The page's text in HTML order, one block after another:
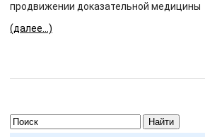
продвижении доказательной медицины
(далее…)
Найти